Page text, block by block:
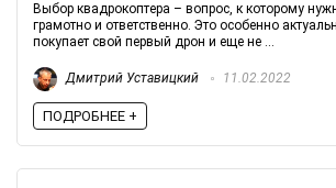
Выбор квадрокоптера – вопрос, к которому
грамотно и ответственно. Это особенно
покупает свой первый дрон и еще не ...
Дмитрий Уставицкий 11.02.2022
ПОДРОБНЕЕ +